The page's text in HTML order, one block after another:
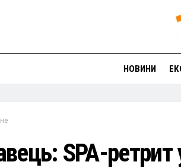
НОВИНИ
SPA-ретрит